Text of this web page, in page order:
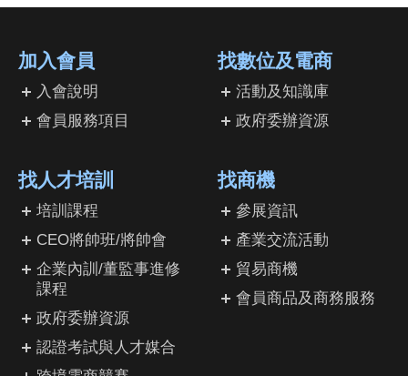
加入會員
入會說明
會員服務項目
找數位及電商
活動及知識庫
政府委辦資源
找人才培訓
培訓課程
CEO將帥班/將帥會
企業內訓/董監事進修
課程
政府委辦資源
認證考試與人才媒合
找商機
參展資訊
產業交流活動
貿易商機
會員商品及商務服務